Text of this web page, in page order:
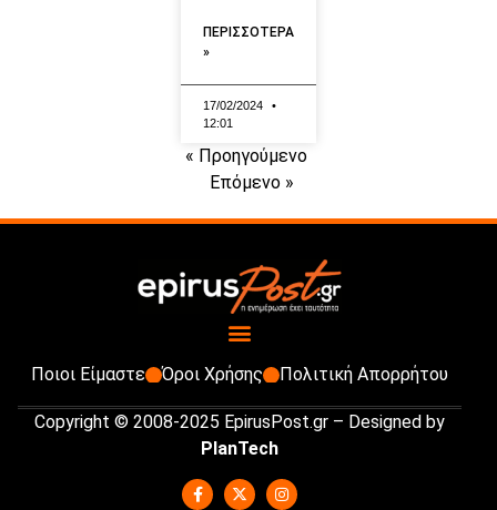
ΠΕΡΙΣΣΟΤΕΡΑ
»
17/02/2024
12:01
« Προηγούμενο
Επόμενο »
Ποιοι Είμαστε Όροι Χρήσης Πολιτική Απορρήτου
Copyright © 2008-2025 EpirusPost.gr – Designed by
PlanTech